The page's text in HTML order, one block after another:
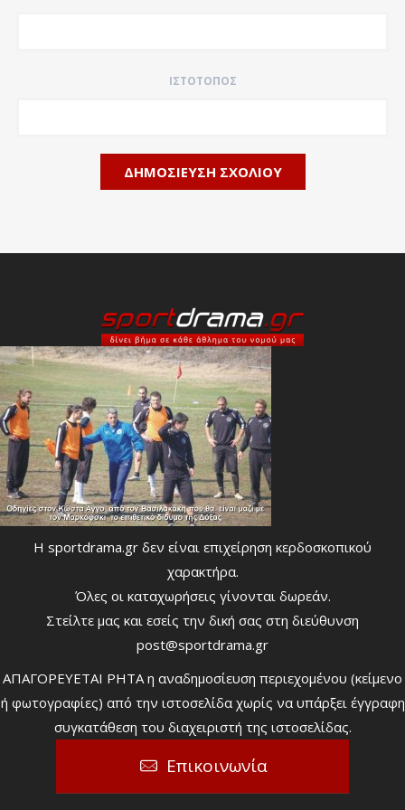
ΙΣΤΌΤΟΠΟΣ
Η sportdrama.gr δεν είναι επιχείρηση κερδοσκοπικού
χαρακτήρα.
Όλες οι καταχωρήσεις γίνονται δωρεάν.
Στείλτε μας και εσείς την δική σας στη διεύθυνση
post@sportdrama.gr
ΑΠΑΓΟΡΕΥΕΤΑΙ ΡΗΤΑ η αναδημοσίευση περιεχομένου (κείμενο
ή φωτογραφίες) από την ιστοσελίδα χωρίς να υπάρξει έγγραφη
συγκατάθεση του διαχειριστή της ιστοσελίδας.
Επικοινωνία